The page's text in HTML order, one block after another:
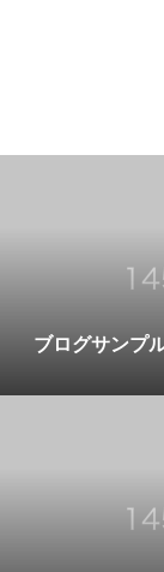
ブログサンプ